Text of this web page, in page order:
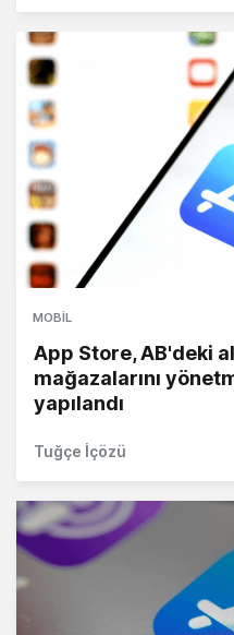
MOBIL
App Store, AB'deki
mağazalarını
yapılandı
Tuğçe İçözü